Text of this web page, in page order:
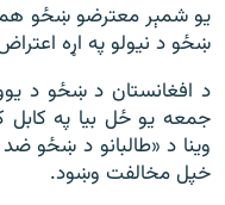
یو شمېر معترضو ښځو هم
ښځو د نیولو په اړه
د افغانستان د ښځو د
جمعه یو ځل بیا په
وینا د «طالبانو د ښځو
خپل مخالفت وښود.